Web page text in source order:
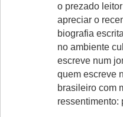
o prezado
apreciar o
biografia
no ambiente
escreve num
quem escreve
brasileiro com
ressentimento: